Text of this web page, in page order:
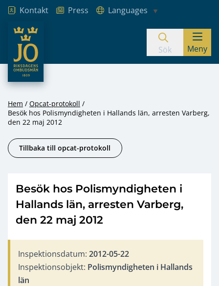
Hoppa till innehåll
Kontakt Press
Languages
JO – Riksdagens Ombudsmän
Sök Meny
Hem
Opcat-protokoll
Besök hos Polismyndigheten i Hallands län, arresten Varberg,
den 22 maj 2012
Tillbaka till opcat-protokoll
Besök hos Polismyndigheten i
Hallands län, arresten Varberg,
den 22 maj 2012
Inspektionsdatum: 2012-05-22
Inspektionsobjekt: Polismyndigheten i Hallands
län